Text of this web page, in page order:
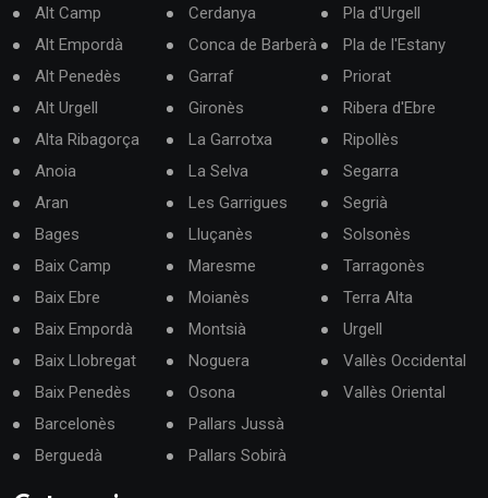
Alt Camp
Alt Empordà
Alt Penedès
Alt Urgell
Alta Ribagorça
Anoia
Aran
Bages
Baix Camp
Baix Ebre
Baix Empordà
Baix Llobregat
Baix Penedès
Barcelonès
Berguedà
Cerdanya
Conca de Barberà
Garraf
Gironès
La Garrotxa
La Selva
Les Garrigues
Lluçanès
Maresme
Moianès
Montsià
Noguera
Osona
Pallars Jussà
Pallars Sobirà
Pla d'Urgell
Pla de l'Estany
Priorat
Ribera d'Ebre
Ripollès
Segarra
Segrià
Solsonès
Tarragonès
Terra Alta
Urgell
Vallès Occidental
Vallès Oriental